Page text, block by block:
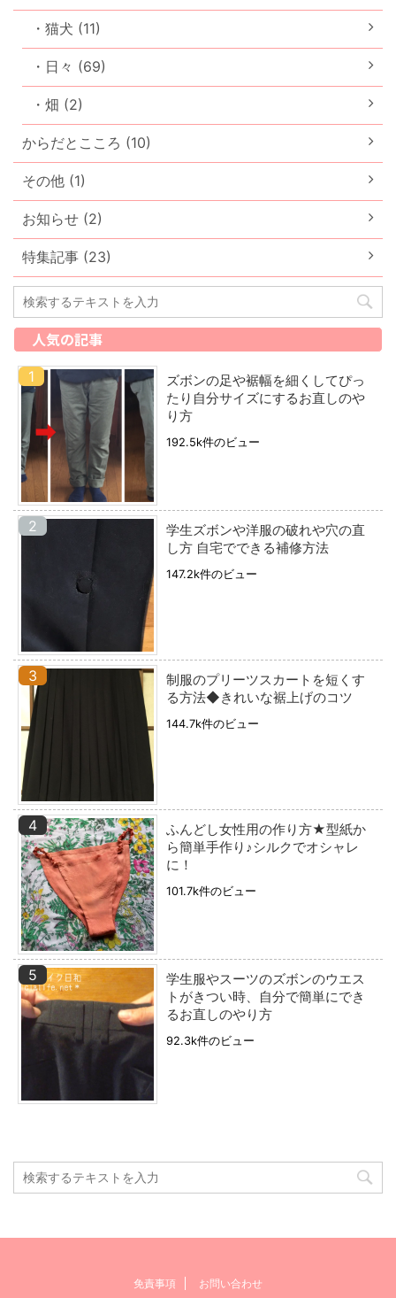
・猫犬 (11)
・日々 (69)
・畑 (2)
からだとこころ (10)
その他 (1)
お知らせ (2)
特集記事 (23)
人気の記事
ズボンの足や裾幅を細くしてぴっ
たり自分サイズにするお直しのや
り方
192.5k件のビュー
学生ズボンや洋服の破れや穴の直
し方 自宅でできる補修方法
147.2k件のビュー
制服のプリーツスカートを短くす
る方法◆きれいな裾上げのコツ
144.7k件のビュー
ふんどし女性用の作り方★型紙か
ら簡単手作り♪シルクでオシャレ
に！
101.7k件のビュー
学生服やスーツのズボンのウエス
トがきつい時、自分で簡単にでき
るお直しのやり方
92.3k件のビュー
免責事項 お問い合わせ